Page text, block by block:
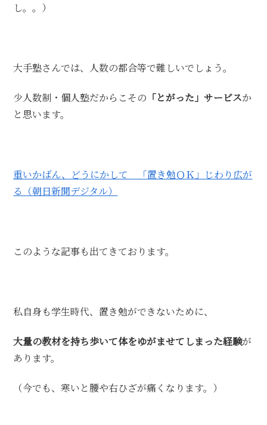
し。。）
大手塾さんでは、人数の都合等で難しいでしょう。
少人数制・個人塾だからこその 「とがった」サービスか
と思います。
重いかばん、どうにかして 「置き勉ＯＫ」じわり広が
る（朝日新聞デジタル）
このような記事も出てきております。
私自身も学生時代、置き勉ができないために、
大量の教材を持ち歩いて体をゆがませてしまった経験が
あります。
（今でも、寒いと腰や右ひざが痛くなります。）